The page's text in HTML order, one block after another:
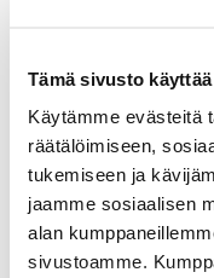
Tämä sivusto
Käytämme evästeitä
räätälöimiseen,
tukemiseen ja
jaamme sosiaalisen
alan
sivustoamme.